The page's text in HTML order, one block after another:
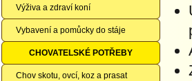
Výživa a zdraví koní
Vybavení a pomůcky do stáje
CHOVATELSKÉ POTŘEBY
Chov skotu, ovcí, koz a prasat